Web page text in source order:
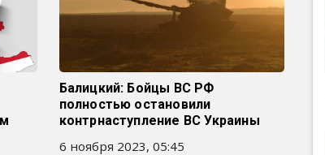
Балицкий: Бойцы ВС РФ
полностью остановили
контрнаступление ВС Украины
6 ноября 2023, 05:45